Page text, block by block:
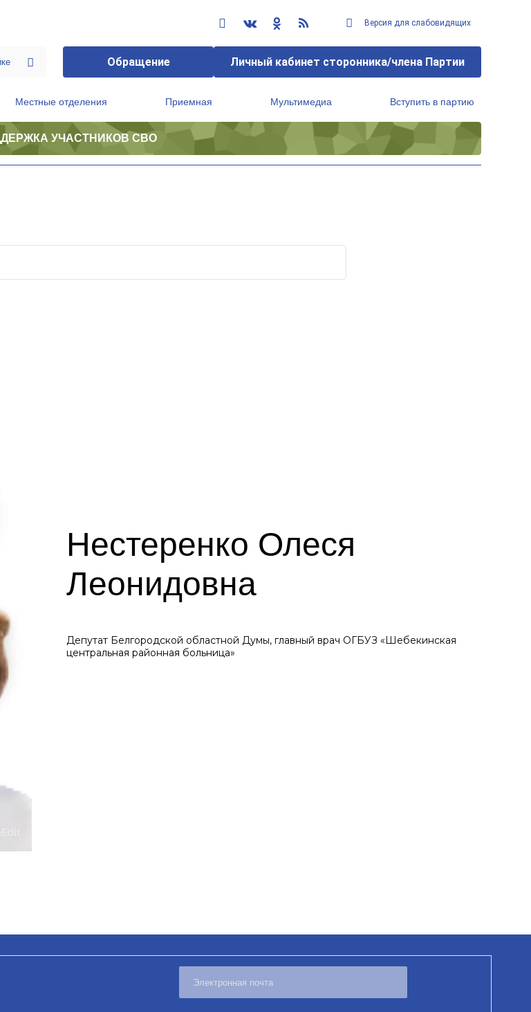
Версия для слабовидящих
Обращение Личный кабинет сторонника/члена Партии
Местные отделения Приемная Мультимедиа Вступить в партию
УЧАСТНИКОВ СВО
Нестеренко Олеся
Леонидовна
Депутат Белгородской областной Думы, главный врач ОГБУЗ «Шебекинская
центральная районная больница»